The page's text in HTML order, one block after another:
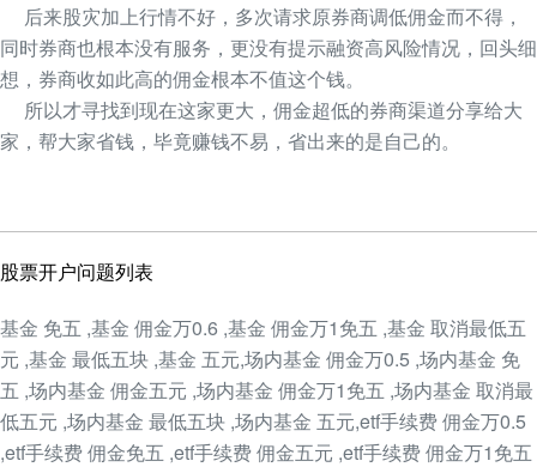
后来股灾加上行情不好，多次请求原券商调低佣金而不得，
同时券商也根本没有服务，更没有提示融资高风险情况，回头细
想，券商收如此高的佣金根本不值这个钱。
所以才寻找到现在这家更大，佣金超低的券商渠道分享给大
家，帮大家省钱，毕竟赚钱不易，省出来的是自己的。
股票开户问题列表
基金 免五 ,基金 佣金万0.6 ,基金 佣金万1免五 ,基金 取消最低五
元 ,基金 最低五块 ,基金 五元,场内基金 佣金万0.5 ,场内基金 免
五 ,场内基金 佣金五元 ,场内基金 佣金万1免五 ,场内基金 取消最
低五元 ,场内基金 最低五块 ,场内基金 五元,etf手续费 佣金万0.5
,etf手续费 佣金免五 ,etf手续费 佣金五元 ,etf手续费 佣金万1免五